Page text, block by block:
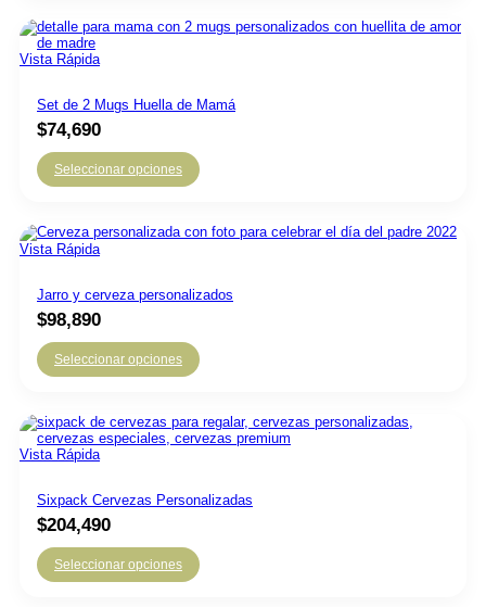
tiene
múltiples
variantes.
Las
se
pueden
elegir
en
la
página
Vista Rápida
Set de 2 Mugs Huella de Mamá
$74,690
Seleccionar opciones
Vista Rápida
Jarro y cerveza personalizados
$98,890
Seleccionar opciones
Vista Rápida
Sixpack Cervezas Personalizadas
$204,490
Seleccionar opciones